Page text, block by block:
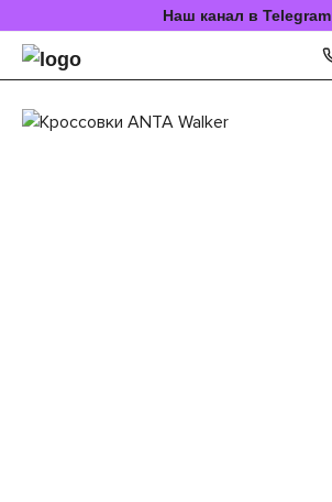
Наш канал в Telegram